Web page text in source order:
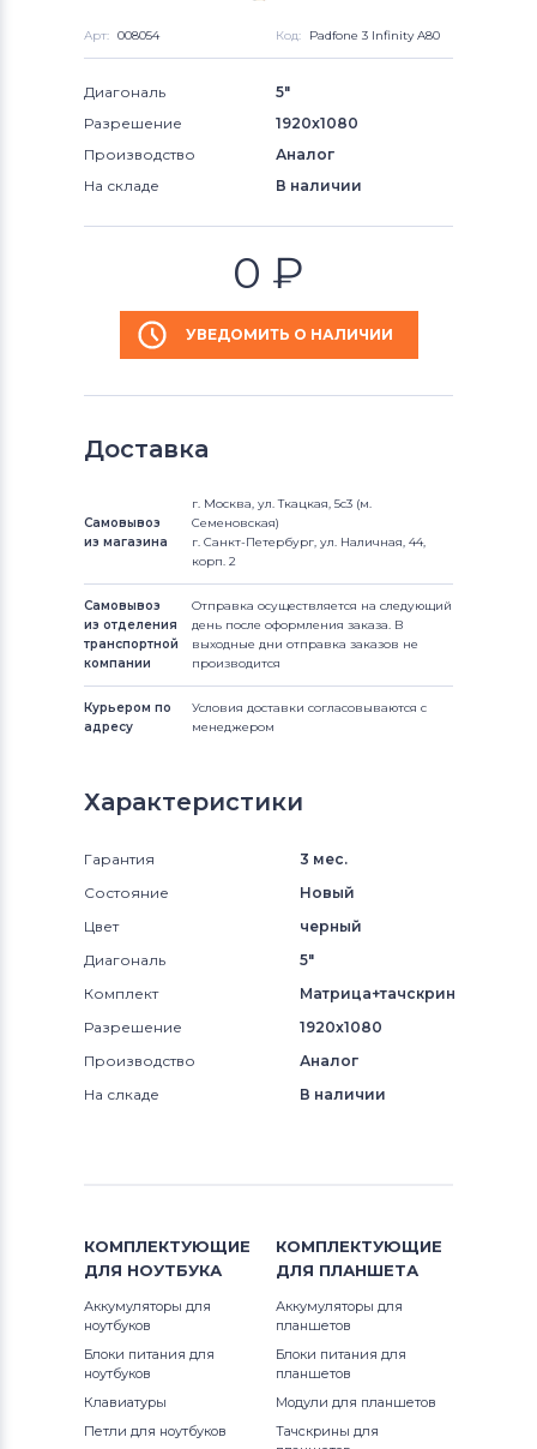
Арт: 008054 Код: Padfone 3 Infinity A80
Диагональ
5"
Разрешение
1920x1080
Производство
Аналог
На складе
В наличии
0 ₽
УВЕДОМИТЬ О НАЛИЧИИ
Доставка
Самовывоз
из магазина
г. Москва, ул. Ткацкая, 5с3 (м.
Семеновская)
г. Санкт-Петербург, ул. Наличная, 44,
корп. 2
Самовывоз
из отделения
транспортной
компании
Отправка осуществляется на следующий
день после оформления заказа. В
выходные дни отправка заказов не
производится
Курьером по
адресу
Условия доставки согласовываются с
менеджером
Характеристики
Гарантия
3 мес.
Состояние
Новый
Цвет
черный
Диагональ
5"
Комплект
Матрица+тачскрин
Разрешение
1920x1080
Производство
Аналог
На слкаде
В наличии
КОМПЛЕКТУЮЩИЕ
ДЛЯ НОУТБУКА
Аккумуляторы для
ноутбуков
Блоки питания для
ноутбуков
Клавиатуры
Петли для ноутбуков
КОМПЛЕКТУЮЩИЕ
ДЛЯ ПЛАНШЕТА
Аккумуляторы для
планшетов
Блоки питания для
планшетов
Модули для планшетов
Тачскрины для